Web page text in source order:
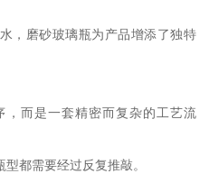
，磨砂玻璃瓶为产品增添了独特
而是一套精密而复杂的工艺流
都需要经过反复推敲。